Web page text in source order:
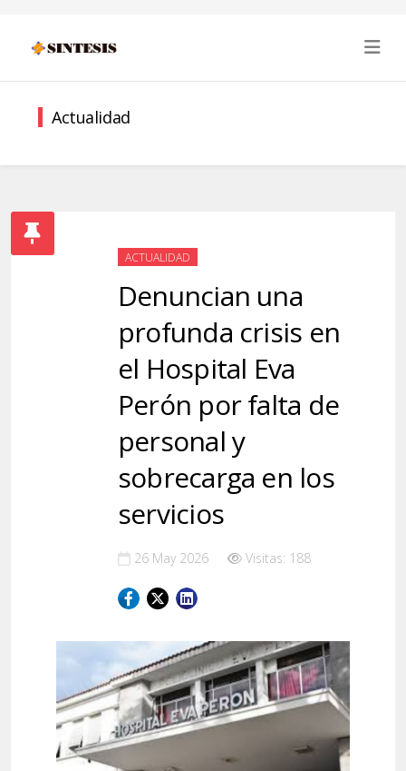
Actualidad
ACTUALIDAD
Denuncian una
profunda crisis en
el Hospital Eva
Perón por falta de
personal y
sobrecarga en los
servicios
26 May 2026 Visitas: 188